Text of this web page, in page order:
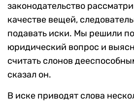
законодательство
качестве вещей,
подавать иски. Мы решили
юридический вопрос и
считать слонов
сказал он.
В иске приводят слова